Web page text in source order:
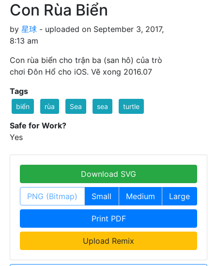
Con Rùa Biển
by 星球 - uploaded on September 3, 2017,
8:13 am
Con rùa biển cho trận ba (san hô) của trò
chơi Đôn Hổ cho iOS. Vẽ xong 2016.07
Tags
biển rùa Sea sea turtle
Safe for Work?
Yes
Download SVG
PNG (Bitmap) Small Medium Large
Print PDF
Upload Remix